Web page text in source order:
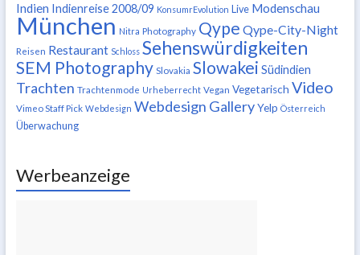
Indien Indienreise 2008/09 KonsumrEvolution Live Modenschau
München Nitra Photography Qype Qype-City-Night
Reisen Restaurant Schloss Sehenswürdigkeiten
SEM Photography Slovakia Slowakei Südindien
Trachten Trachtenmode Urheberrecht Vegan Vegetarisch Video
Vimeo Staff Pick Webdesign Webdesign Gallery Yelp Österreich
Überwachung
Werbeanzeige